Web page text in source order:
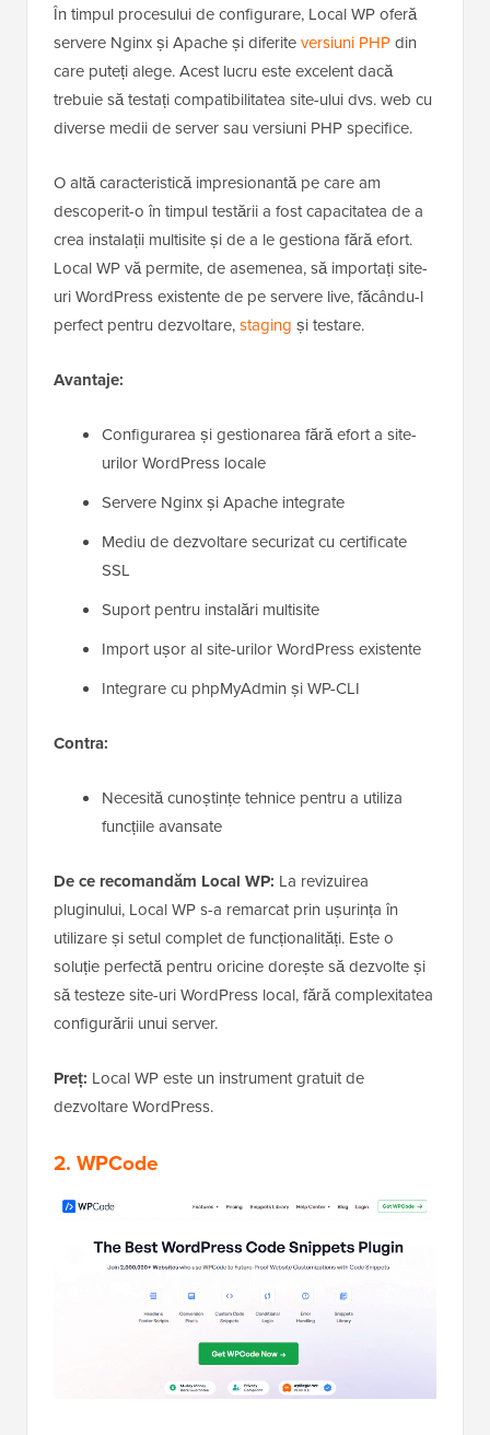
În timpul procesului de configurare, Local WP oferă
servere Nginx și Apache și diferiteversiuni PHPdin
care puteți alege. Acest lucru este excelent dacă
trebuie să testați compatibilitatea site-ului dvs. web cu
diverse medii de server sau versiuni PHP specifice.
O altă caracteristică impresionantă pe care am
descoperit-o în timpul testării a fost capacitatea de a
crea instalații multisite și de a le gestiona fără efort.
Local WP vă permite, de asemenea, să importați site-
uri WordPress existente de pe servere live, făcându-l
perfect pentru dezvoltare,staging și testare.
Avantaje:
Configurarea și gestionarea fără efort a site-
urilor WordPress locale
Servere Nginx și Apache integrate
Mediu de dezvoltare securizat cu certificate
SSL
Suport pentru instalări multisite
Import ușor al site-urilor WordPress existente
Integrare cu phpMyAdmin și WP-CLI
Contra:
Necesită cunoștințe tehnice pentru a utiliza
funcțiile avansate
De ce recomandăm Local WP: La revizuirea
pluginului, Local WP s-a remarcat prin ușurința în
utilizare și setul complet de funcționalități. Este o
soluție perfectă pentru oricine dorește să dezvolte și
să testeze site-uri WordPress local, fără complexitatea
configurării unui server.
Preț: Local WP este un instrument gratuit de
dezvoltare WordPress.
2. WPCode